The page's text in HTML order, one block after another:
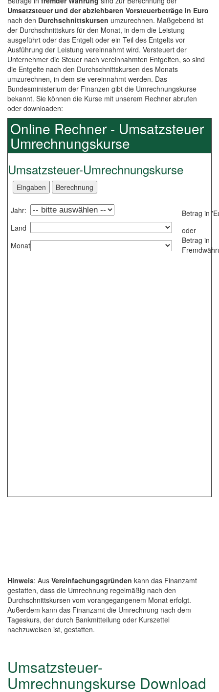
Umsatzsteuer und der abziehbaren Vorsteuerbeträge in Euro
nach den Durchschnittskursen umzurechnen. Maßgebend ist
der Durchschnittskurs für den Monat, in dem die Leistung
ausgeführt oder das Entgelt oder ein Teil des Entgelts vor
Ausführung der Leistung vereinnahmt wird. Versteuert der
Unternehmer die Steuer nach vereinnahmten Entgelten, so sind
die Entgelte nach den Durchschnittskursen des Monats
umzurechnen, in dem sie vereinnahmt werden. Das
Bundesministerium der Finanzen gibt die Umrechnungskurse
bekannt. Sie können die Kurse mit unserem Rechner abrufen
oder downloaden:
Online Rechner - Umsatzsteuer
Umrechnungskurse
Umsatzsteuer-Umrechnungskurse
Jahr:
Betrag in
oder
Betrag in
Land
Monat
Hinweis: Aus Vereinfachungsgründen kann das Finanzamt
gestatten, dass die Umrechnung regelmäßig nach den
Durchschnittskursen vom vorangegangenem Monat erfolgt.
Außerdem kann das Finanzamt die Umrechnung nach dem
Tageskurs, der durch Bankmitteilung oder Kurszettel
nachzuweisen ist, gestatten.
Umsatzsteuer-
Umrechnungskurse Download